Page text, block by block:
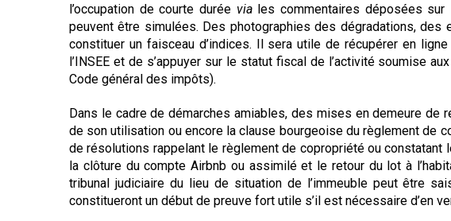
l’occupation de courte durée viales commentaires déposées sur
peuvent être simulées. Des photographies des dégradations,
constituer un faisceau d’indices. Il sera utile de récupérer en
l’INSEE et de s’appuyer sur le statut fiscal de l’activité soumise
Code général des impôts).
Dans le cadre de démarches amiables, des mises en demeure de
de son utilisation ou encore la clause bourgeoise du règlement de
de résolutions rappelant le règlement de copropriété ou
la clôture du compte Airbnb ou assimilé et le retour du lot à
tribunal judiciaire du lieu de situation de l’immeuble peut être
constitueront un début de preuve fort utile s’il est nécessaire d’en